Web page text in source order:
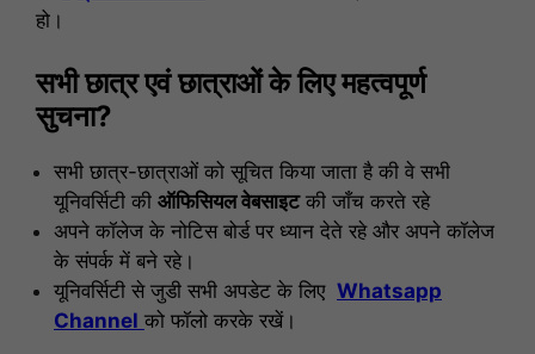
हो।
सभी छात्र एवं छात्राओं केलिएमहत्वपूर्ण
सुचना?
सभी छात्र-छात्राओं को सूचित किया जाता है की वे सभी
यूनिवर्सिटी की ऑफिसियल वेबसाइटकी जाँच करते रहे
अपने कॉलेज के नोटिस बोर्ड पर ध्यान देते रहे और अपने कॉलेज
के संपर्क में बने रहे।
यूनिवर्सिटी से जुडी सभी अपडेट के लिए Whatsapp
Channel को फॉलो करके रखें।